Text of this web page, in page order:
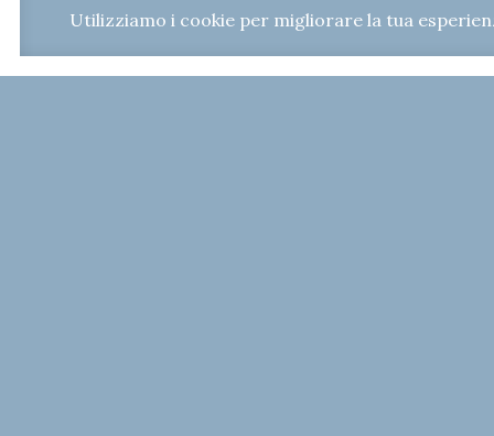
Esiste tuttavia un terzo
genitori un cambiamento
genitori acquisiscano
Utilizziamo i cookie per migliorare la tua